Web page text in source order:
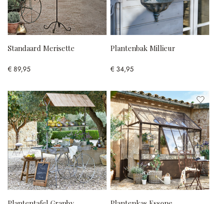
Standaard Merisette
€ 89,95
Plantenbak Millieur
€ 34,95